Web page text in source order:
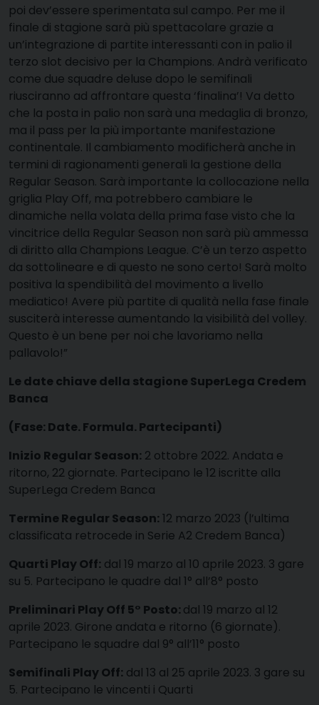
poi dev’essere sperimentata sul campo. Per me il
finale di stagione sarà più spettacolare grazie a
un’integrazione di partite interessanti con in palio il
terzo slot decisivo per la Champions. Andrà verificato
come due squadre deluse dopo le semifinali
riusciranno ad affrontare questa ‘finalina’! Va detto
che la posta in palio non sarà una medaglia di bronzo,
ma il pass per la più importante manifestazione
continentale. Il cambiamento modificherà anche in
termini di ragionamenti generali la gestione della
Regular Season. Sarà importante la collocazione nella
griglia Play Off, ma potrebbero cambiare le
dinamiche nella volata della prima fase visto che la
vincitrice della Regular Season non sarà più ammessa
di diritto alla Champions League. C’è un terzo aspetto
da sottolineare e di questo ne sono certo! Sarà molto
positiva la spendibilità del movimento a livello
mediatico! Avere più partite di qualità nella fase finale
susciterà interesse aumentando la visibilità del volley.
Questo è un bene per noi che lavoriamo nella
pallavolo!”
Le date chiave della stagione SuperLega Credem
Banca
(Fase: Date. Formula. Partecipanti)
Inizio Regular Season: 2 ottobre 2022. Andata e
ritorno, 22 giornate. Partecipano le 12 iscritte alla
SuperLega Credem Banca
Termine Regular Season: 12 marzo 2023 (l’ultima
classificata retrocede in Serie A2 Credem Banca)
Quarti Play Off: dal 19 marzo al 10 aprile 2023. 3 gare
su 5. Partecipano le quadre dal 1° all’8° posto
Preliminari Play Off 5° Posto: dal 19 marzo al 12
aprile 2023. Girone andata e ritorno (6 giornate).
Partecipano le squadre dal 9° all’11° posto
Semifinali Play Off: dal 13 al 25 aprile 2023. 3 gare su
5. Partecipano le vincenti i Quarti